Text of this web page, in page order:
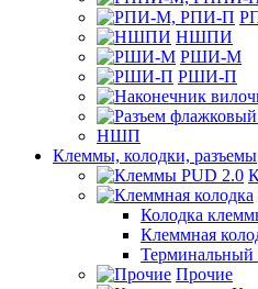
НШПИ
РШИ-М
РШИ-П
НШП
Клеммы, колодки, разъемы
Колодка
Клеммная
Терминальный
Прочие